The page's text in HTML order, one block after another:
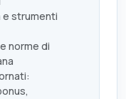
e strumenti
norme di